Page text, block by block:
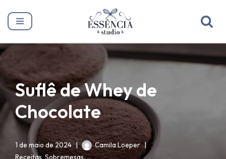
Pular
Suflê de Whey de
Chocolate
1 de maio de 2024
Camila Loeper
Receitas,Sobremesas